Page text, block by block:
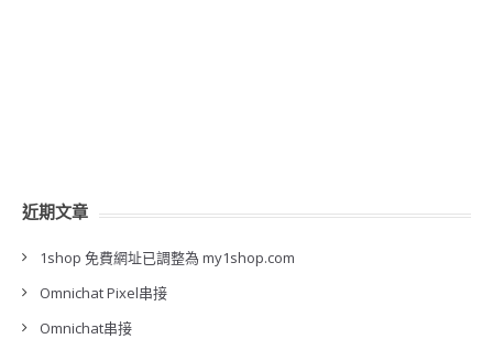
近期文章
1shop 免費網址已調整為 my1shop.com
Omnichat Pixel串接
Omnichat串接